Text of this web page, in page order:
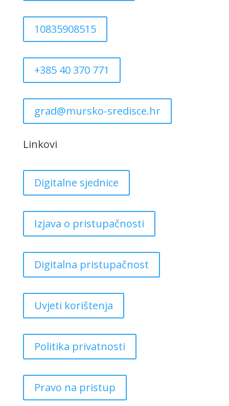
10835908515
+385 40 370 771
grad@mursko-sredisce.hr
Linkovi
Digitalne sjednice
Izjava o pristupačnosti
Digitalna pristupačnost
Uvjeti korištenja
Politika privatnosti
Pravo na pristup